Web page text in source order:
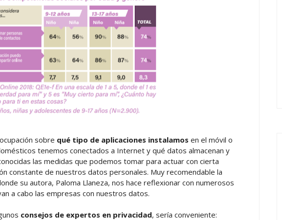
sobre qué tipo de aplicaciones instalamos en el móvil o
tenemos conectados a Internet y qué datos almacenan y
las medidas que podemos tomar para actuar con cierta
constante de nuestros datos personales. Muy recomendable la
su autora, Paloma Llaneza, nos hace reflexionar con numerosos
a cabo las empresas con nuestros datos.
consejos de expertos en privacidad, sería conveniente: